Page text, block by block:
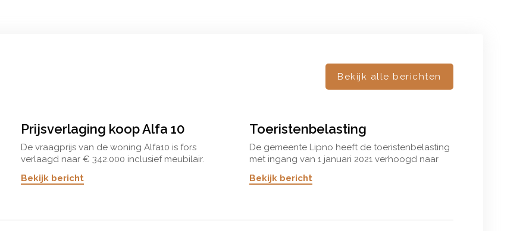
Bekijk alle berichten
Prijsverlaging koop Alfa 10
De vraagprijs van de woning Alfa10 is fors
verlaagd naar € 342.000 inclusief meubilair.
1.005m2 van waaruit een schitterend uitzicht is
woning verkeert in uitstekende staat en is door
Bekijk bericht
Toeristenbelasting
De gemeente Lipno heeft de toeristenbelasting
met ingang van 1 januari 2021 verhoogd naar
kinderen hoeft u geen toeristenbelasting te
Bekijk bericht